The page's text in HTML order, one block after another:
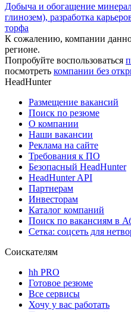
Добыча и обогащение
глинозем), разработка
торфа
К сожалению, компании
регионе.
Попробуйте воспользоваться
посмотреть компании без
HeadHunter
Размещение вакансий
Поиск по резюме
О компании
Наши вакансии
Реклама на сайте
Требования к ПО
Безопасный HeadHunter
HeadHunter API
Партнерам
Инвесторам
Каталог компаний
Поиск по вакансиям в
Сетка: соцсеть для
Соискателям
hh PRO
Готовое резюме
Все сервисы
Хочу у вас работать